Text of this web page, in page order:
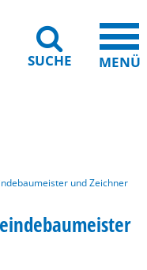
SUCHE MENÜ
und Zeichner